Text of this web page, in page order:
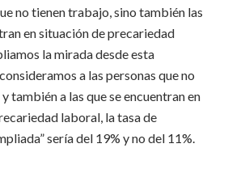
no tienen trabajo, sino también las
en situación de precariedad
la mirada desde esta
a las personas que no
también a las que se encuentran en
laboral, la tasa de
sería del 19% y no del 11%.